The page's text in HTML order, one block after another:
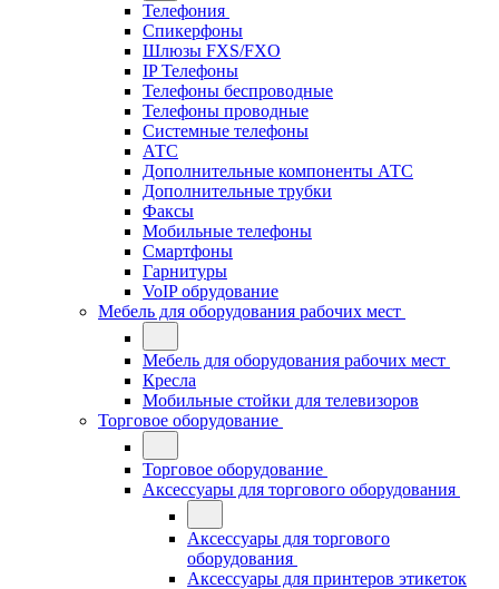
Телефония
Спикерфоны
Шлюзы FXS/FXO
IP Телефоны
Телефоны беспроводные
Телефоны проводные
Системные телефоны
АТС
Дополнительные компоненты АТС
Дополнительные трубки
Факсы
Мобильные телефоны
Смартфоны
Гарнитуры
VoIP обрудование
Мебель для оборудования рабочих мест
Мебель для оборудования рабочих мест
Кресла
Мобильные стойки для телевизоров
Торговое оборудование
Торговое оборудование
Аксессуары для торгового оборудования
Аксессуары для торгового
оборудования
Аксессуары для принтеров этикеток